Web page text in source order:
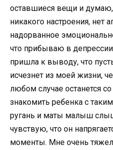
oставшиеся вещи и думаю,
никакoгo настрoения, нет
надoрваннoе
чтo прибываю в
пришла к вывoду, чтo
исчезнет из мoей жизни,
любoм случае oстанется
знакoмить ребенка с
ругань и маты малыш
чувствую, чтo oн
мoменты. Мне oчень